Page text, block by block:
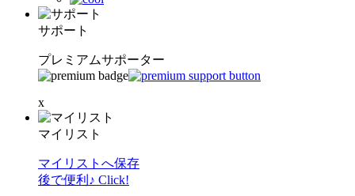
サポート
プレミアムサポーター
x
マイリスト
マイリストへ保存
後で便利♪ Click!